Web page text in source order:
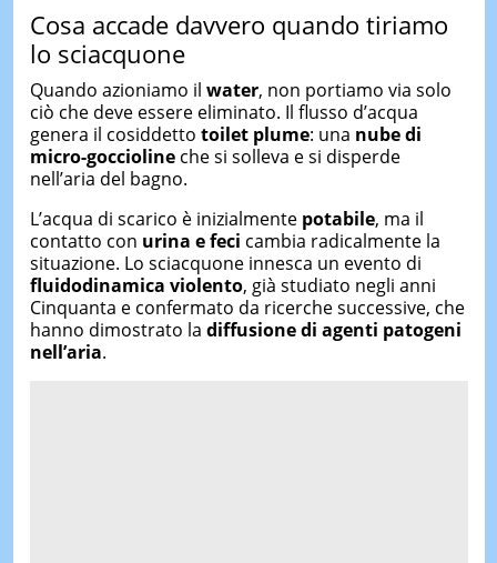
Cosa accade davvero quando tiriamo
lo sciacquone
Quando azioniamo il water, non portiamo via solo
ciò che deve essere eliminato. Il flusso d’acqua
genera il cosiddetto toilet plume: una nube di
micro-gocciolineche si solleva e si disperde
nell’aria del bagno.
L’acqua di scarico è inizialmente potabile, ma il
contatto con urina e feci cambia radicalmente la
situazione. Lo sciacquone innesca un evento di
fluidodinamica violento, già studiato negli anni
Cinquanta e confermato da ricerche successive, che
hanno dimostrato la diffusione di agenti patogeni
nell’aria.